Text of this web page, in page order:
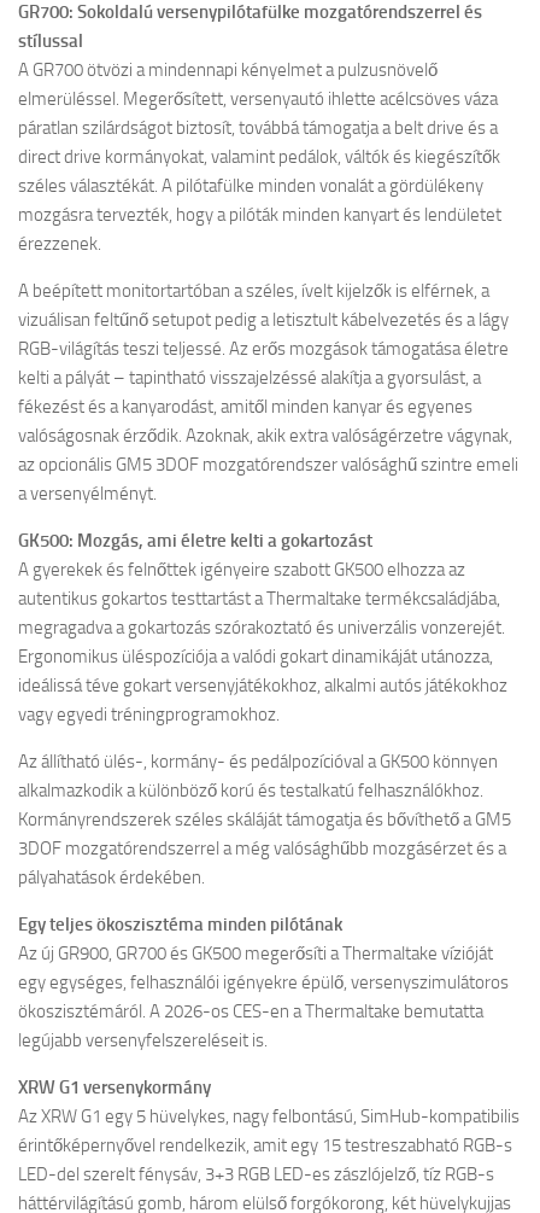
GR700: Sokoldalú versenypilótafülke mozgatórendszerrel és
stílussal
A GR700 ötvözi a mindennapi kényelmet a pulzusnövelő
elmerüléssel. Megerősített, versenyautó ihlette acélcsöves váza
páratlan szilárdságot biztosít, továbbá támogatja a belt drive és a
direct drive kormányokat, valamint pedálok, váltók és kiegészítők
széles választékát. A pilótafülke minden vonalát a gördülékeny
mozgásra tervezték, hogy a pilóták minden kanyart és lendületet
érezzenek.
A beépített monitortartóban a széles, ívelt kijelzők is elférnek, a
vizuálisan feltűnő setupot pedig a letisztult kábelvezetés és a lágy
RGB-világítás teszi teljessé. Az erős mozgások támogatása életre
kelti a pályát – tapintható visszajelzéssé alakítja a gyorsulást, a
fékezést és a kanyarodást, amitől minden kanyar és egyenes
valóságosnak érződik. Azoknak, akik extra valóságérzetre vágynak,
az opcionális GM5 3DOF mozgatórendszer valósághű szintre emeli
a versenyélményt.
GK500: Mozgás, ami életre kelti a gokartozást
A gyerekek és felnőttek igényeire szabott GK500 elhozza az
autentikus gokartos testtartást a Thermaltake termékcsaládjába,
megragadva a gokartozás szórakoztató és univerzális vonzerejét.
Ergonomikus üléspozíciója a valódi gokart dinamikáját utánozza,
ideálissá téve gokart versenyjátékokhoz, alkalmi autós játékokhoz
vagy egyedi tréningprogramokhoz.
Az állítható ülés-, kormány- és pedálpozícióval a GK500 könnyen
alkalmazkodik a különböző korú és testalkatú felhasználókhoz.
Kormányrendszerek széles skáláját támogatja és bővíthető a GM5
3DOF mozgatórendszerrel a még valósághűbb mozgásérzet és a
pályahatások érdekében.
Egy teljes ökoszisztéma minden pilótának
Az új GR900, GR700 és GK500 megerősíti a Thermaltake vízióját
egy egységes, felhasználói igényekre épülő, versenyszimulátoros
ökoszisztémáról. A 2026-os CES-en a Thermaltake bemutatta
legújabb versenyfelszereléseit is.
XRW G1 versenykormány
Az XRW G1 egy 5 hüvelykes, nagy felbontású, SimHub-kompatibilis
érintőképernyővel rendelkezik, amit egy 15 testreszabható RGB-s
LED-del szerelt fénysáv, 3+3 RGB LED-es zászlójelző, tíz RGB-s
háttérvilágítású gomb, három elülső forgókorong, két hüvelykujjas